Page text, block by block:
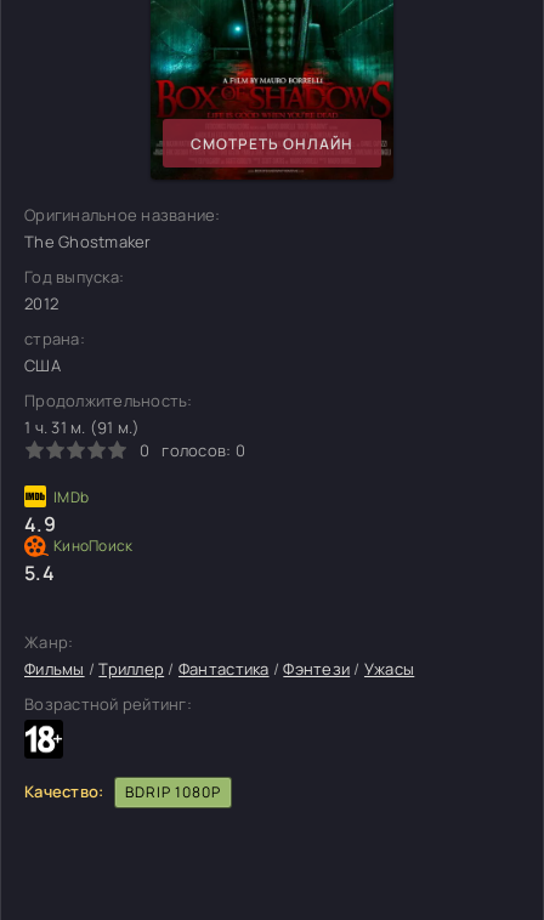
СМОТРЕТЬ ОНЛАЙН
Оригинальное название:
The Ghostmaker
Год выпуска:
2012
страна:
США
Продолжительность:
1 ч. 31 м. (91 м.)
0
голосов: 0
4.9
5.4
Жанр:
Фильмы /Триллер / Фантастика /Фэнтези / Ужасы
Возрастной рейтинг:
Качество: BDRIP 1080P